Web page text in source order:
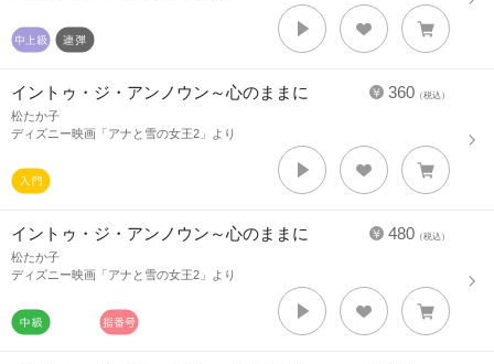
360 （税込）
イントゥ・ジ・アンノウン～心のままに
松たか子
ディズニー映画「アナと雪の女王2」より
480 （税込）
イントゥ・ジ・アンノウン～心のままに
松たか子
ディズニー映画「アナと雪の女王2」より